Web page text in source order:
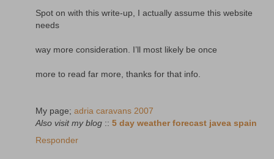
Spot on with this write-up, I actually assume this website
needs
way more consideration. I’ll most likely be once
more to read far more, thanks for that info.
My page; adria caravans 2007
Also visit my blog :: 5 day weather forecast javea spain
Responder